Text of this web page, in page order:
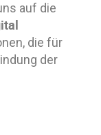
auf die
die für
der